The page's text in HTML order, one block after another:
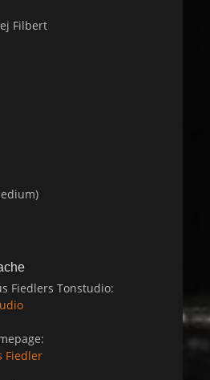
Filbert
Fiedlers Tonstudio:
Fiedler